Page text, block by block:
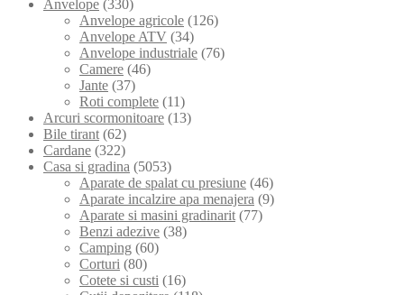
Anvelope (330)
Anvelope agricole (126)
Anvelope ATV (34)
Anvelope industriale (76)
Camere (46)
Jante (37)
Roti complete (11)
Arcuri scormonitoare (13)
Bile tirant (62)
Cardane (322)
Casa si gradina (5053)
Aparate de spalat cu presiune (46)
Aparate incalzire apa menajera (9)
Aparate si masini gradinarit (77)
Benzi adezive (38)
Camping (60)
Corturi (80)
Cotete si custi (16)